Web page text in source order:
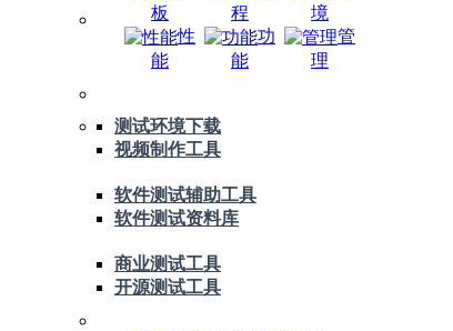
板
程
境
性
能
功
能
管
理
测试环境下载
视频制作工具
软件测试辅助工具
软件测试资料库
商业测试工具
开源测试工具